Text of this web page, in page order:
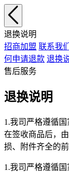
退换说明
招商加盟 联系我们
何申请退款 退换
售后服务
退换说明
1.我司严格遵循
在签收商品后，
损、附件齐全的
1.我司严格遵循